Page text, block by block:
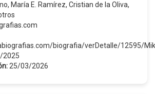
María E. Ramírez, Cristian de la Oliva,
biografia/verDetalle/12595/
2025
25/03/2026